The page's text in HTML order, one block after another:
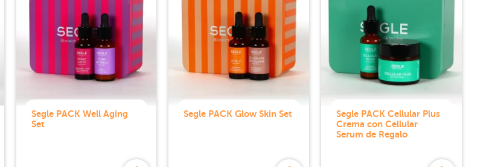
Segle PACK Well Aging
Set
Segle PACK Glow Skin Set
Segle PACK Cellular Plus
Crema con Cellular
Serum de Regalo